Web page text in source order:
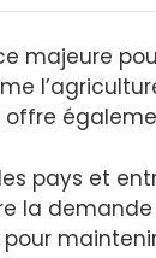
majeure
pays et
la